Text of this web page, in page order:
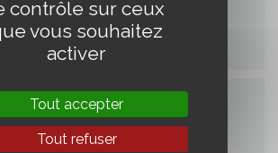
traités dans le centre
juin 2025
Synapses
contrôle sur ceux
vous souhaitez
activer
Tout accepter
Tout refuser